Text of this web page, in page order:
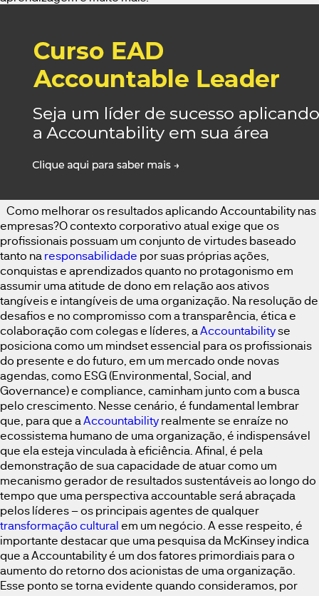
Como melhorar os resultados aplicando Accountability nas
empresas?O contexto corporativo atual exige que os
profissionais possuam um conjunto de virtudes baseado
tanto na responsabilidade por suas próprias ações,
conquistas e aprendizados quanto no protagonismo em
assumir uma atitude de dono em relação aos ativos
tangíveis e intangíveis de uma organização. Na resolução de
desafios e no compromisso com a transparência, ética e
colaboração com colegas e líderes, aAccountabilityse
posiciona como um mindset essencial para os profissionais
do presente e do futuro, em um mercado onde novas
agendas, como ESG (Environmental, Social, and
Governance) e compliance, caminham junto com a busca
pelo crescimento. Nesse cenário, é fundamental lembrar
que, para que aAccountabilityrealmente se enraíze no
ecossistema humano de uma organização, é indispensável
que ela esteja vinculada à eficiência. Afinal, é pela
demonstração de sua capacidade de atuar como um
mecanismo gerador de resultados sustentáveis ao longo do
tempo que uma perspectiva accountable será abraçada
pelos líderes – os principais agentes de qualquer
transformação cultural em um negócio. A esse respeito, é
importante destacar que uma pesquisa da McKinsey indica
que a Accountability é um dos fatores primordiais para o
aumento do retorno dos acionistas de uma organização.
Esse ponto se torna evidente quando consideramos, por